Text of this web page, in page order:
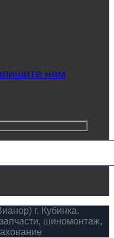
нам
г. Кубинка.
шиномонтаж,